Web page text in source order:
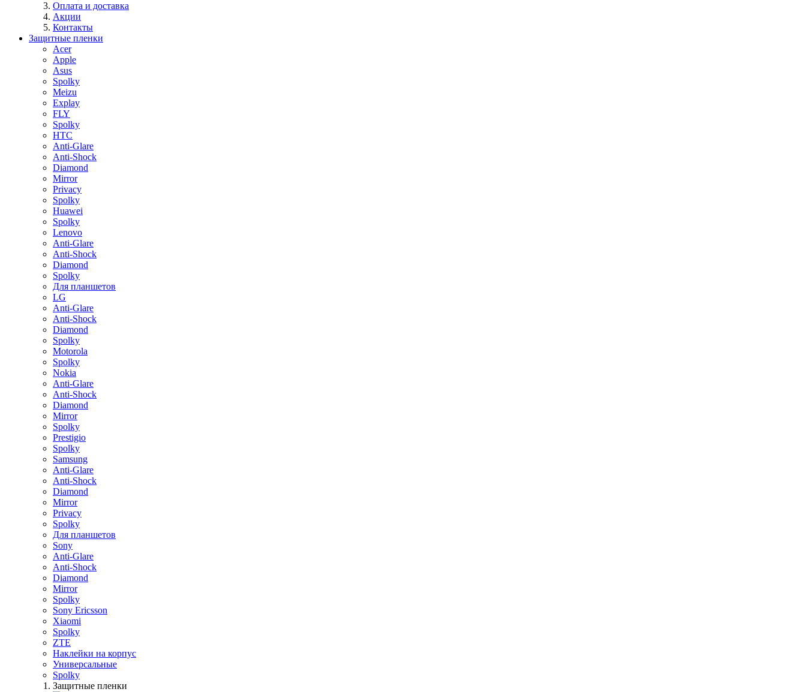
Оплата и доставка
Акции
Контакты
Защитные пленки
Acer
Apple
Asus
Spolky
Meizu
Explay
FLY
Spolky
HTC
Anti-Glare
Anti-Shock
Diamond
Mirror
Privacy
Spolky
Huawei
Spolky
Lenovo
Anti-Glare
Anti-Shock
Diamond
Spolky
Для планшетов
LG
Anti-Glare
Anti-Shock
Diamond
Spolky
Motorola
Spolky
Nokia
Anti-Glare
Anti-Shock
Diamond
Mirror
Spolky
Prestigio
Spolky
Samsung
Anti-Glare
Anti-Shock
Diamond
Mirror
Privacy
Spolky
Для планшетов
Sony
Anti-Glare
Anti-Shock
Diamond
Mirror
Spolky
Sony Ericsson
Xiaomi
Spolky
ZTE
Наклейки на корпус
Универсальные
Spolky
Защитные пленки